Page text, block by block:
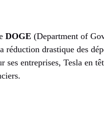
DOGE (Department of
réduction drastique des
ses entreprises, Tesla en